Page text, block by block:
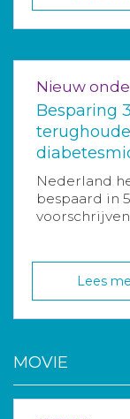
Nieuw
Besparing
Nederland
bespaard in
voorschrijven
Lees
MOVIE